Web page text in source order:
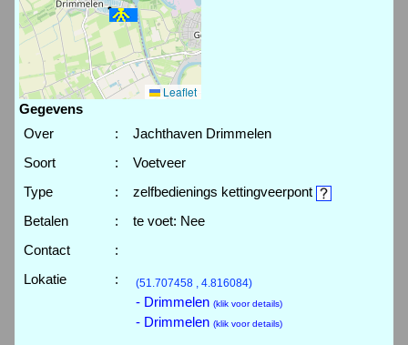
Leaflet
Gegevens
Over
:
Jachthaven Drimmelen
Soort
:
Voetveer
Type
:
zelfbedienings kettingveerpont
Betalen
:
te voet: Nee
Contact
:
Lokatie
: (51.707458 , 4.816084)
- Drimmelen (klik voor details)
- Drimmelen (klik voor details)